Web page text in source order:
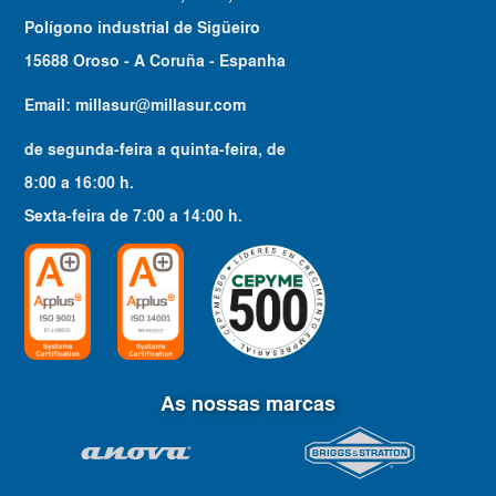
Polígono industrial de Sigüeiro
15688 Oroso - A Coruña - Espanha
Email:millasur@millasur.com
de segunda-feira a quinta-feira, de
8:00 a 16:00 h.
Sexta-feira de7:00 a 14:00 h.
As nossas marcas